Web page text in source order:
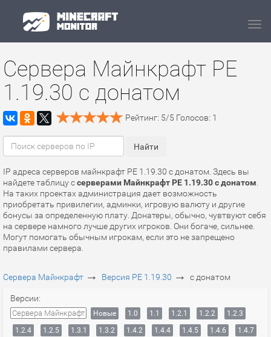
Сервера Майнкрафт PE
1.19.30 с донатом
Рейтинг: 5/5 Голосов: 1
IP адреса серверов майнкрафт PE 1.19.30 с донатом. Здесь вы
найдете таблицу ссерверами Майнкрафт PE 1.19.30 с донатом
На таких проектах администрация дает возможность
приобретать привилегии, админки, игровую валюту и другие
бонусы за определенную плату. Донатеры, обычно, чувтвуют себя
на сервере намного лучше других игроков. Они богаче, сильнее.
Могут помогать обычным игрокам, если это не запрещено
правилами сервера.
Сервера Майнкрафт → Версия PE 1.19.30 → с донатом
Версии:
Сервера Майнкрафт Новые 1.0 1.1 1.2.1 1.2.2
1.2.3
1.2.4
1.2.5 1.3.1 1.3.2 1.4.2 1.4.4 1.4.5 1.4.6
1.4.7